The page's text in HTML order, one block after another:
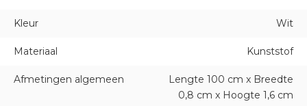
Kleur Wit
Materiaal Kunststof
Afmetingen algemeen
Lengte 100 cm x Breedte
0,8 cm x Hoogte 1,6 cm